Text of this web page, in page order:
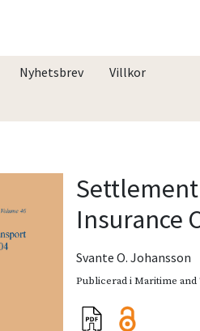
Nyhetsbrev Villkor
Insurance
Svante O. Johansson
Publicerad iMaritime